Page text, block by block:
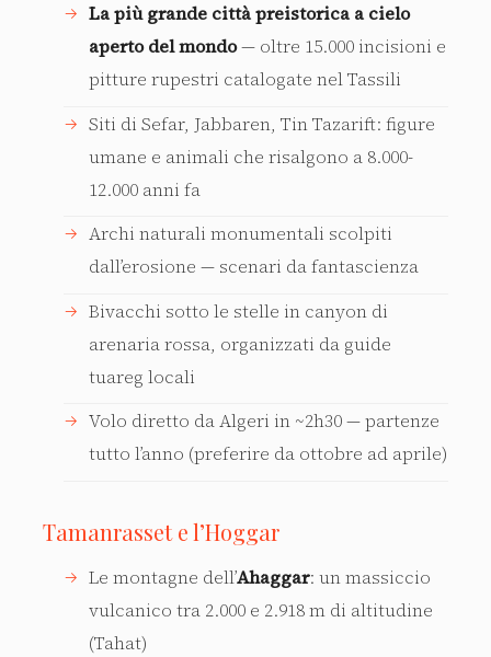
La più grande città preistorica a cielo
aperto del mondo— oltre 15.000 incisioni e
pitture rupestri catalogate nel Tassili
Siti di Sefar, Jabbaren, Tin Tazarift: figure
umane e animali che risalgono a 8.000-
12.000 anni fa
Archi naturali monumentali scolpiti
dall’erosione — scenari da fantascienza
Bivacchi sotto le stelle in canyon di
arenaria rossa, organizzati da guide
tuareg locali
Volo diretto da Algeri in ~2h30 — partenze
tutto l’anno (preferire da ottobre ad aprile)
Tamanrasset e l’Hoggar
Le montagne dell’Ahaggar: un massiccio
vulcanico tra 2.000 e 2.918 m di altitudine
(Tahat)